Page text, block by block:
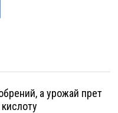
а урожай прет